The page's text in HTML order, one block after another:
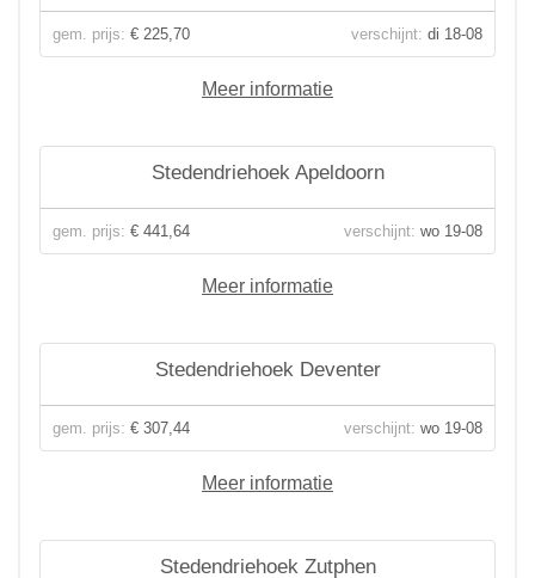
gem. prijs: € 225,70 verschijnt: di 18-08
Meer informatie
Stedendriehoek Apeldoorn
gem. prijs: € 441,64 verschijnt: wo 19-08
Meer informatie
Stedendriehoek Deventer
gem. prijs: € 307,44 verschijnt: wo 19-08
Meer informatie
Stedendriehoek Zutphen